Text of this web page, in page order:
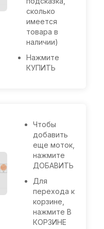
сколько
имеется
товара в
наличии)
Нажмите
КУПИТЬ
Чтобы
добавить
еще моток,
нажмите
ДОБАВИТЬ
Для
перехода к
корзине,
нажмите В
КОРЗИНЕ